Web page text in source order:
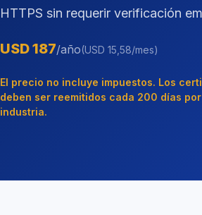
HTTPS sin requerir verificación
USD 187/año(USD 15,58/mes)
El precio no incluye impuestos. Los
deben ser reemitidos cada 200 días
industria.